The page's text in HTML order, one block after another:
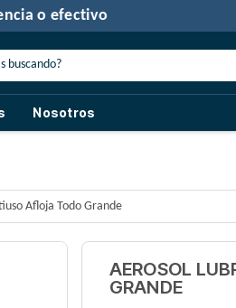
Nosotros
con transferencia o
Afloja Todo Grande
AEROSOL
GRANDE